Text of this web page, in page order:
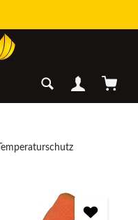
Temperaturschutz